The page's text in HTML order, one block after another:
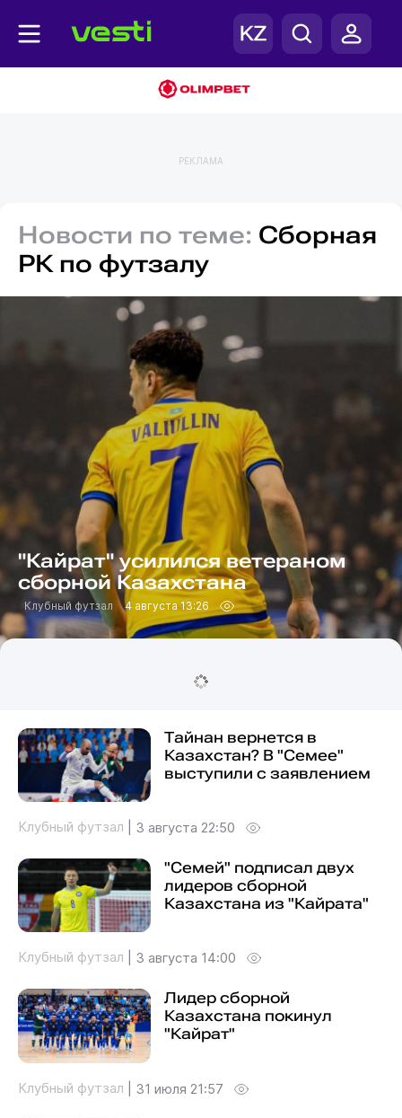
РЕКЛАМА
Новости по теме: Сборная
РК по футзалу
"Кайрат" усилился ветераном
сборной Казахстана
Клубный футзал 4 августа 13:26
Тайнан вернется в
Казахстан? В "Семее"
выступили с заявлением
Клубный футзал 3 августа 22:50
"Семей" подписал двух
лидеров сборной
Казахстана из "Кайрата"
Клубный футзал 3 августа 14:00
Лидер сборной
Казахстана покинул
"Кайрат"
Клубный футзал 31 июля 21:57